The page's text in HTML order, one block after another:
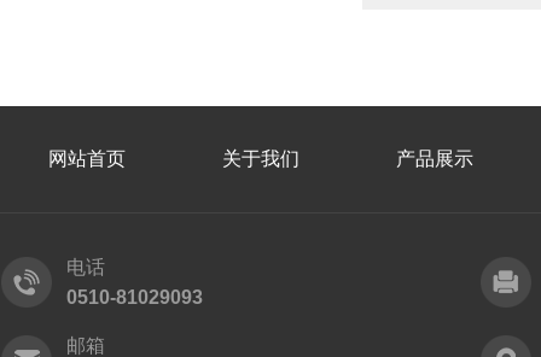
网站首页 关于我们 产品展示
电话
0510-81029093
邮箱